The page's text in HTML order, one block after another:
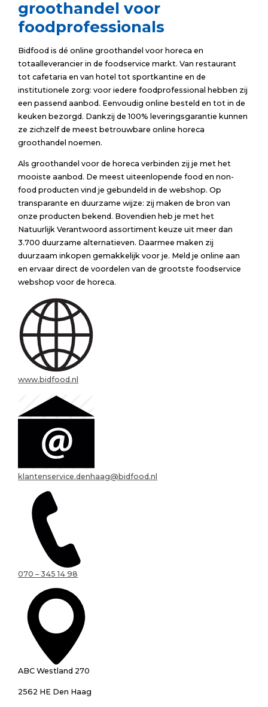
groothandel voor
foodprofessionals
Bidfood is dé online groothandel voor horeca en
totaalleverancier in de foodservice markt. Van restaurant
tot cafetaria en van hotel tot sportkantine en de
institutionele zorg: voor iedere foodprofessional hebben zij
een passend aanbod. Eenvoudig online besteld en tot in de
keuken bezorgd. Dankzij de 100% leveringsgarantie kunnen
ze zichzelf de meest betrouwbare online horeca
groothandel noemen.
Als groothandel voor de horeca verbinden zij je met het
mooiste aanbod. De meest uiteenlopende food en non-
food producten vind je gebundeld in de webshop. Op
transparante en duurzame wijze: zij maken de bron van
onze producten bekend. Bovendien heb je met het
Natuurlijk Verantwoord assortiment keuze uit meer dan
3.700 duurzame alternatieven. Daarmee maken zij
duurzaam inkopen gemakkelijk voor je. Meld je online aan
en ervaar direct de voordelen van de grootste foodservice
webshop voor de horeca.
www.bidfood.nl
klantenservice.denhaag@bidfood.nl
070 – 345 14 98
ABC Westland 270
2562 HE Den Haag